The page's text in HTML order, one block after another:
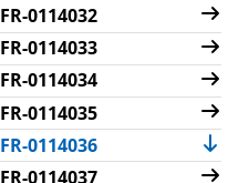
FR-0114032
FR-0114033
FR-0114034
FR-0114035
FR-0114036(current)
FR-0114037